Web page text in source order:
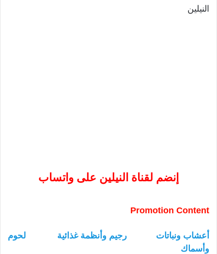
النيلين
إنضم لقناة النيلين على واتساب
Promotion Content
أعشاب ونباتات رجيم وأنظمة غذائية
لحوم
وأسماك